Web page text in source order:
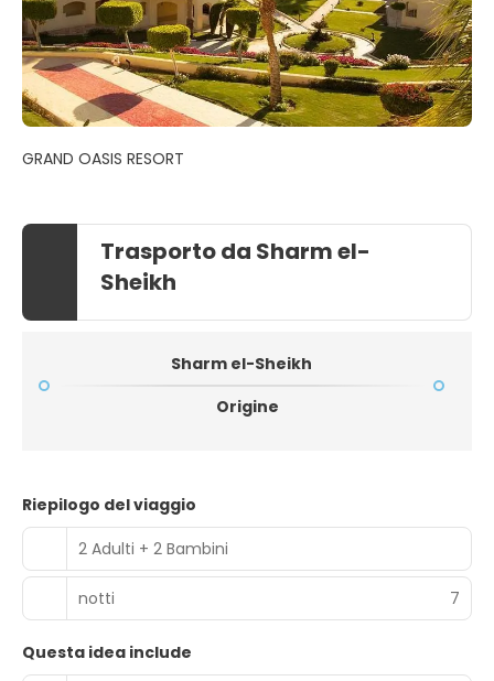
GRAND OASIS RESORT
Trasporto da Sharm el-
Sheikh
Sharm el-Sheikh
Origine
Riepilogo del viaggio
2 Adulti + 2 Bambini
notti 7
Questa idea include